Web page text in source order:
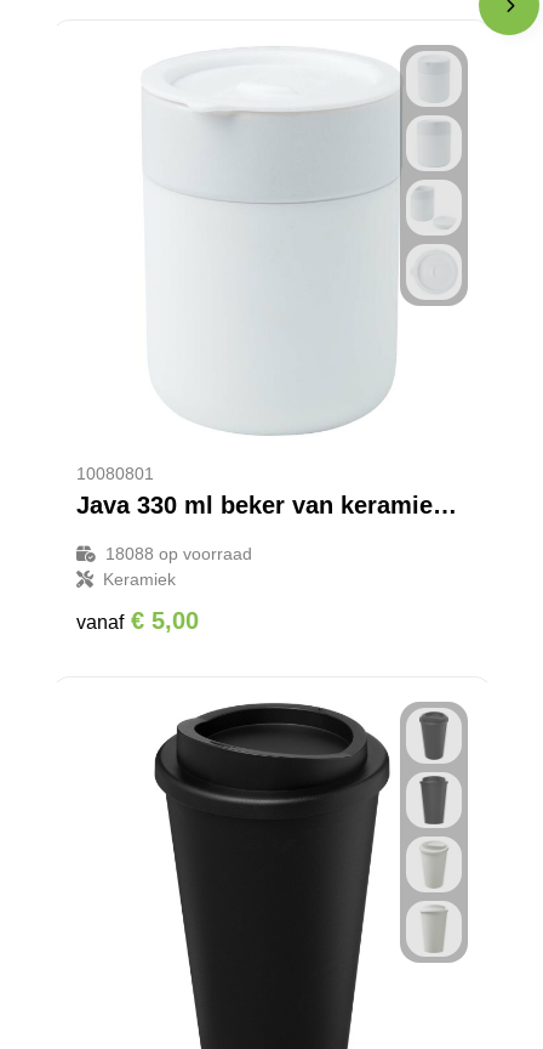
10080801
Java 330 ml beker van keramiek met siliconen wikkel en plastic deksel
18088 op voorraad
Keramiek
vanaf € 5,00